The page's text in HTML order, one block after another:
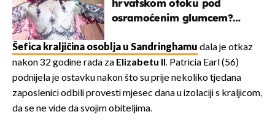
hrvatskom otoku pod
osramoćenim glumcem?
izazivaju nevjericu
Šefica kraljičina osoblja u Sandringhamu dala je otkaz
nakon 32 godine rada za Elizabetu II. Patricia Earl (56)
podnijela je ostavku nakon što su prije nekoliko tjedana
zaposlenici odbili provesti mjesec dana u izolaciji s kraljicom,
da se ne vide da svojim obiteljima.